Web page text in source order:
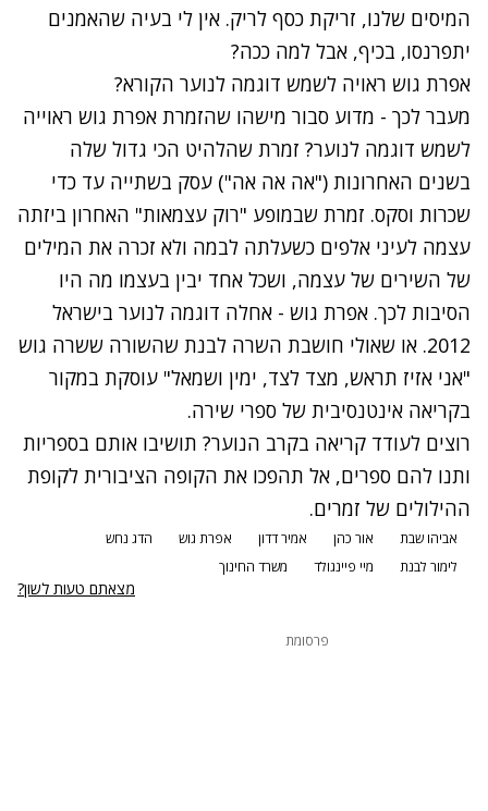
המיסים שלנו, זריקת כסף לריק. אין לי בעיה שהאמנים
יתפרנסו, בכיף, אבל למה ככה?
אפרת גוש ראויה לשמש דוגמה לנוער הקורא?
מעבר לכך - מדוע סבור מישהו שהזמרת אפרת גוש ראוייה
לשמש דוגמה לנוער? זמרת שהלהיט הכי גדול שלה
בשנים האחרונות ("אה אה אה") עסק בשתייה עד כדי
שכרות וסקס. זמרת שבמופע "רוק עצמאות" האחרון ביזתה
עצמה לעיני אלפים כשעלתה לבמה ולא זכרה את המילים
של השירים של עצמה, ושכל אחד יבין בעצמו מה היו
הסיבות לכך. אפרת גוש - אחלה דוגמה לנוער בישראל
2012. או שאולי חושבת השרה לבנת שהשורה ששרה גוש
"אני אזיז תראש, מצד לצד, ימין ושמאל" עוסקת במקור
בקריאה אינטנסיבית של ספרי שירה.
רוצים לעודד קריאה בקרב הנוער? תושיבו אותם בספריות
ותנו להם ספרים, אל תהפכו את הקופה הציבורית לקופת
ההילולים של זמרים.
אביהו שבת אור כהן אמיר דדון אפרת גוש
הדג נחש
לימור לבנת
מיי פיינגולד משרד החינוך
מצאתם טעות לשון?
פרסומת